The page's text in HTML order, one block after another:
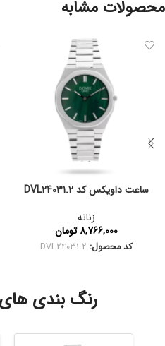
محصولات مشابه
ساعت داویکس کد DVL24031.2
زنانه
8,766,000 تومان
کد محصول: DVL24031.2
رنگ بندی